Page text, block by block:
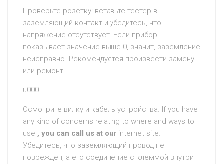
Проверьте розетку: вставьте тестер в
заземляющий контакт и убедитесь, что
напряжение отсутствует. Если прибор
показывает значение выше 0, значит, заземление
неисправно. Рекомендуется произвести замену
или ремонт.
u000
Осмотрите вилку и кабель устройства. If you have
any kind of concerns relating to where and ways to
use , you can call us at our internet site.
Убедитесь, что заземляющий провод не
поврежден, а его соединение с клеммой внутри